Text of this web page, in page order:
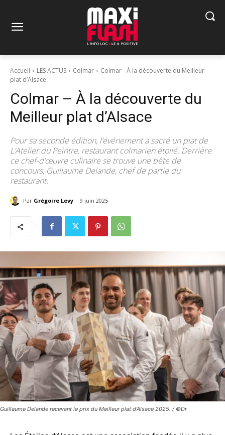
Accueil LES ACTUS Colmar
Colmar - À la découverte du Meilleur
plat d’Alsace
Colmar – À la découverte du
Meilleur plat d’Alsace
Pour sa seconde édition, l’événement a sacré un plat de
L’Atelier du Peintre, restaurant colmarien étoilé. Derrière
ce chef-d’œuvre culinaire se trouve une bête de
concours, Guillaume Delande, chef de partie du
restaurant.
Par Grégoire Levy 9 juin 2025
Guillaume Delande recevant le prix du Meilleur plat d’Alsace 2025. / ©Dr